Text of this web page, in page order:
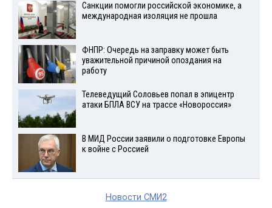
Санкции помогли российской экономике, а
международная изоляция не прошла
ФНПР: Очередь на заправку может быть
уважительной причиной опоздания на
работу
Телеведущий Соловьев попал в эпицентр
атаки БПЛА ВСУ на трассе «Новороссия»
В МИД России заявили о подготовке Европы
к войне с Россией
Новости СМИ2